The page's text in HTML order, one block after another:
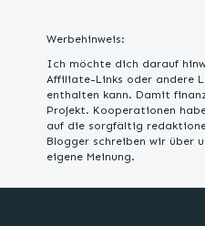
Werbehinweis:
Ich möchte dich darauf
Affiliate-Links oder andere
enthalten kann. Damit
Projekt. Kooperationen
auf die sorgfältig
Blogger schreiben wir über
eigene Meinung.